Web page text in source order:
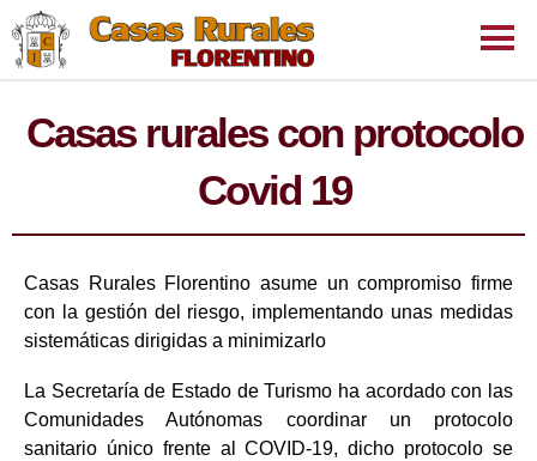
CONTENIDO
Casas rurales con protocolo
Covid 19
Casas Rurales Florentino asume un compromiso firme
con la gestión del riesgo, implementando unas medidas
sistemáticas dirigidas a minimizarlo
La Secretaría de Estado de Turismo ha acordado con las
Comunidades Autónomas coordinar un protocolo
sanitario único frente al COVID-19, dicho protocolo se